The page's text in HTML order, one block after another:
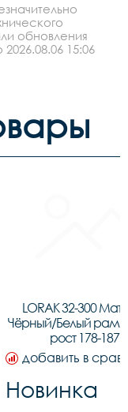
обновления
15:06
LORAK 32-300
Чёрный/Белый рама
рост 178-187)
добавить в
Новинка